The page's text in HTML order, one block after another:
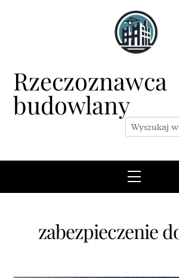
Rzeczoznawca
budowlany
Menu
zabezpieczenie